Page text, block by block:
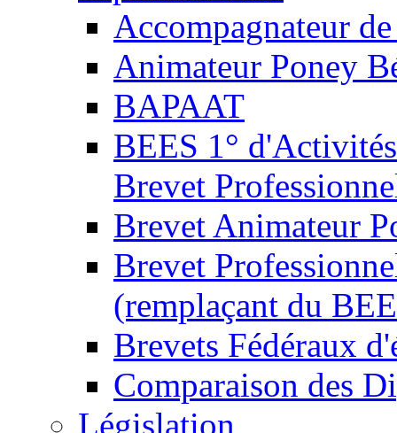
Accompagnateur
Animateur Poney
BAPAAT
BEES 1°
Brevet
Brevet Animateur
Brevet
(remplaçant du
Brevets Fédéraux
Comparaison des
Législation